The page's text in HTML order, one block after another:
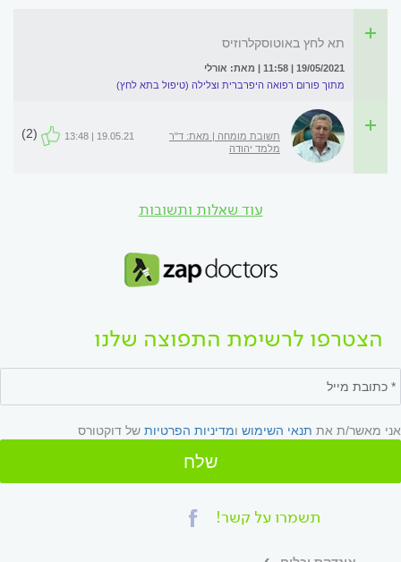
תא לחץ באוטוסקלרוזיס
19/05/2021 | 11:58 | מאת: אורלי
מתוך פורום רפואה היפרברית וצלילה (טיפול בתא לחץ)
תשובת מומחה | מאת: ד"ר
מלמד יהודה
19.05.21 | 13:48
(2)
עוד שאלות ותשובות
הצטרפו לרשימת התפוצה שלנו
אני מאשר/ת את תנאי השימוש ומדיניות הפרטיות של דוקטורס
שלח
תשמרו על קשר!